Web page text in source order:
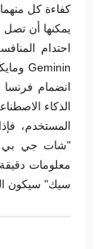
كفاءة كل
يمكنها أن تصل
احتدام
انضمام
الذكاء
المستخدم،
"شات جي بي
معلومات
سيك" سيكون